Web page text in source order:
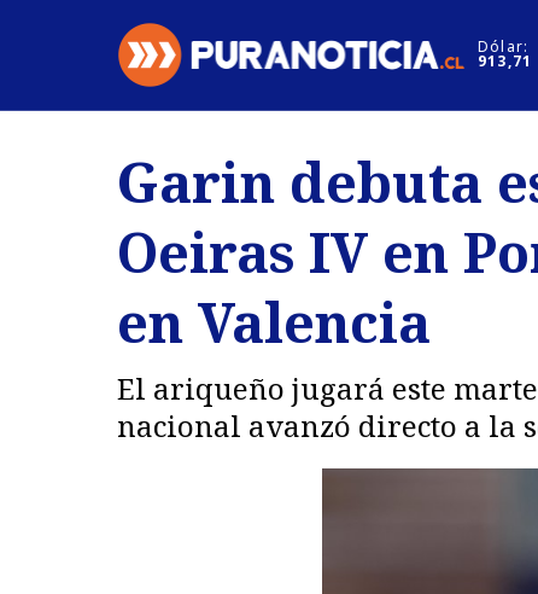
Dólar:
913,71
Regiones
Deportes Motores
Garin debuta
Oeiras IV en
en Valencia
El ariqueño jugará este
nacional avanzó directo a la